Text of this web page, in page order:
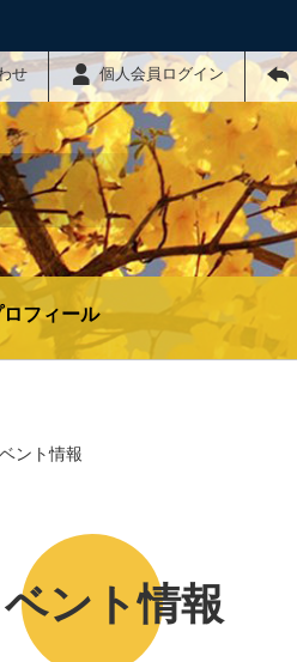
せ 個人会員ログイン
ロフィール
ント情報
ント情報